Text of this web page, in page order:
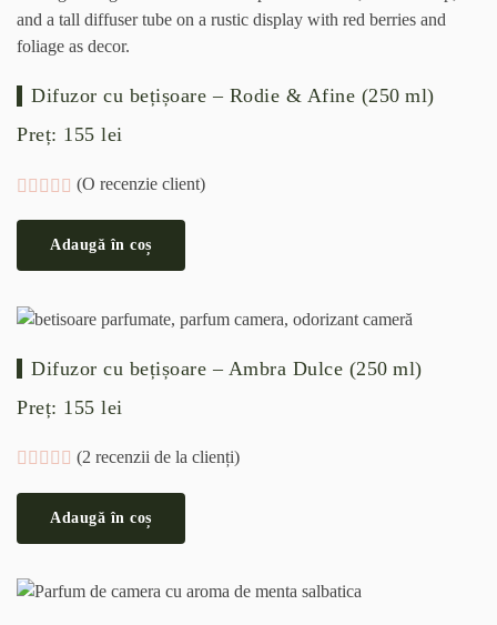
Difuzor cu bețișoare – Rodie & Afine (250 ml)
Preț: 155 lei
Evaluat la5.00din 5 pe baza unei singure evaluări
(O recenzie client)
Adaugă în coș
Difuzor cu bețișoare – Ambra Dulce (250 ml)
Preț: 155 lei
Evaluat la5.00din 5 pe baza unei singure evaluări
(2 recenzii de la clienți)
Adaugă în coș